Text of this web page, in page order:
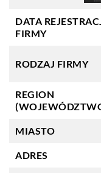
DATA
FIRMY
RODZAJ FIRMY
REGION
MIASTO
ADRES